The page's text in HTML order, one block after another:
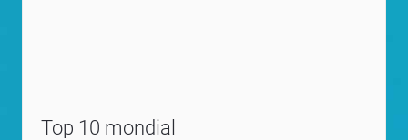
Top 10 mondial